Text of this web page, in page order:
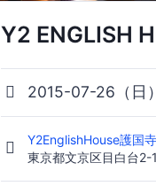
Y2 ENGLISH
2015-07-26（日
Y2EnglishHouse護国寺
東京都文京区目白台2-